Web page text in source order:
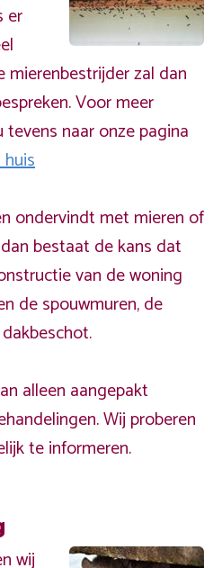
er
mierenbestrijder zal dan
Voor meer
naar onze pagina
ondervindt met mieren of
bestaat de kans dat
van de woning
de spouwmuren, de
alleen aangepakt
Wij proberen
te informeren.
wij